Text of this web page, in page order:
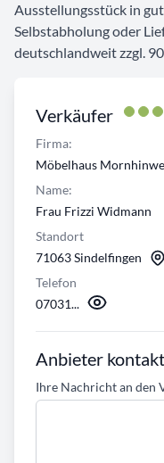
Verkäufer
Firma:
Möbelhaus
Name:
Frau Frizzi Widmann
Standort
71063 Sindelfingen
Telefon
07031...
Anbieter
Ihre Nachricht an den
Ausstellungsstück in
Selbstabholung oder
deutschlandweit zzgl.